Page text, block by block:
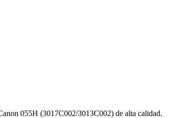
055H (3017C002/3013C002) de alta calidad.